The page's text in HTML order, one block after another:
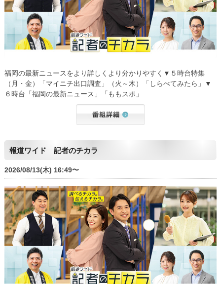
福岡の最新ニュースをより詳しくより分かりやすく▼５時台特集
（月・金）「マイニチ出口調査」（火～木）「しらべてみたら」▼
６時台「福岡の最新ニュース」「ももスポ」
報道ワイド 記者のチカラ
2026/08/13(木) 16:49〜